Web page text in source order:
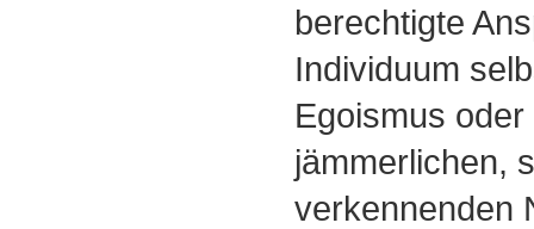
berechtigte
Individuum
Egoismus
jämmerlichen,
verkennenden